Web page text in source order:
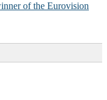
of the Eurovision